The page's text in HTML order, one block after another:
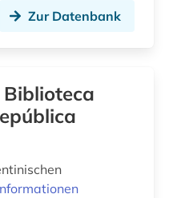
geschichtswissenschaft (2) Zur Datenbank